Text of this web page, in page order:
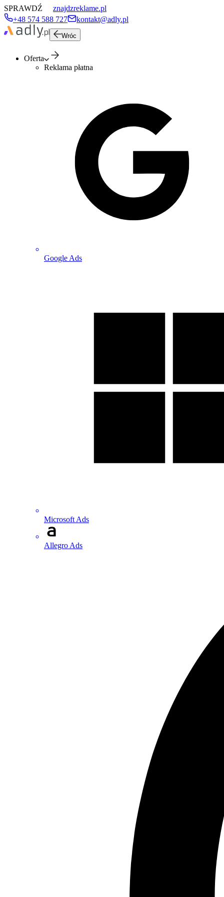
SPRAWDŹ
znajdzreklame.pl
+48 574 588 727
kontakt@adly.pl
Wróc
Oferta
Reklama płatna
Google Ads
Microsoft Ads
Allegro Ads